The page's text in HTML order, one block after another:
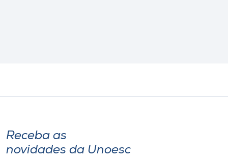
Receba as
novidades da Unoesc